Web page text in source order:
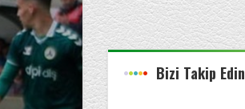
Bizi Takip Edin